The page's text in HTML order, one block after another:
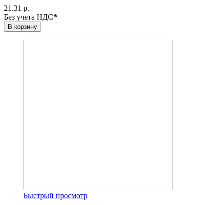
21.31 р.
Без учета НДС*
В корзину
Быстрый просмотр